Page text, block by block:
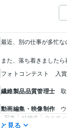
最近、別の仕事が多忙な
また、落ち着きましたら
フォトコンテスト　入賞
繊維製品品質管理士
動画編集・映像制作
写真 結婚式 ウエデ
資産運用・副業の相談
見る